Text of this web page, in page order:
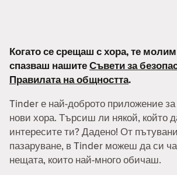
Когато се срещаш с хора, те
спазваш нашитеСъвети за
Правилата на общността.
Tinder е най-доброто приложение за
нови хора. Търсиш ли някой, който
интересите ти? Дадено! От
пазаруване, в Tinder можеш да си
нещата, които най-много обичаш.